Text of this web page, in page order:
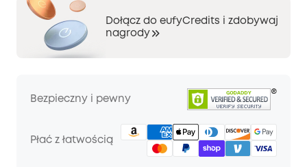
Dołącz do eufyCredits i zdobywaj
nagrody
Bezpieczny i pewny
Płać z łatwością